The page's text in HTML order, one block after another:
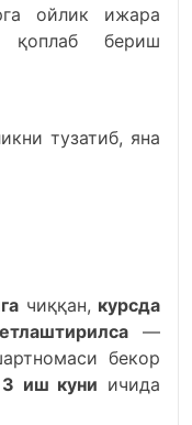
ойлик ижара
қоплаб бериш
тузатиб, яна
чиққан, курсда
—
бекор
3 иш куни ичида